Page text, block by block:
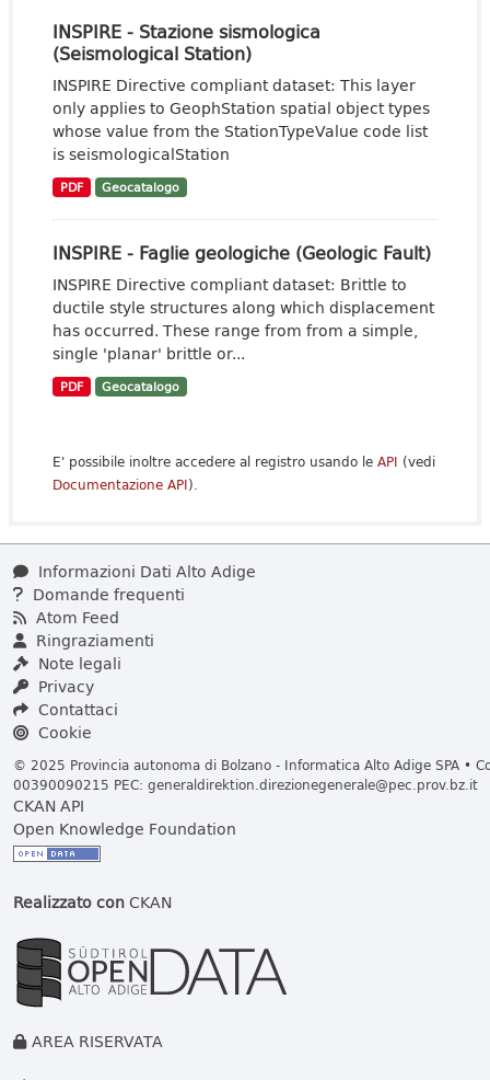
INSPIRE - Stazione sismologica
(Seismological Station)
INSPIRE Directive compliant dataset: This layer
only applies to GeophStation spatial object types
whose value from the StationTypeValue code list
is seismologicalStation
PDF Geocatalogo
INSPIRE - Faglie geologiche (Geologic Fault)
INSPIRE Directive compliant dataset: Brittle to
ductile style structures along which displacement
has occurred. These range from from a simple,
single 'planar' brittle or...
PDF Geocatalogo
E' possibile inoltre accedere al registro usando le API (vedi
Documentazione API).
Informazioni Dati Alto Adige
Domande frequenti
Atom Feed
Ringraziamenti
Note legali
Privacy
Contattaci
Cookie
© 2025 Provincia autonoma di Bolzano - Informatica Alto Adige SPA •
00390090215 PEC: generaldirektion.direzionegenerale@pec.prov.bz.it
CKAN API
Open Knowledge Foundation
Realizzato conCKAN
AREA RISERVATA